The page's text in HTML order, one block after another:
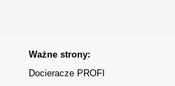
Ważne strony:
Docieracze PROFI